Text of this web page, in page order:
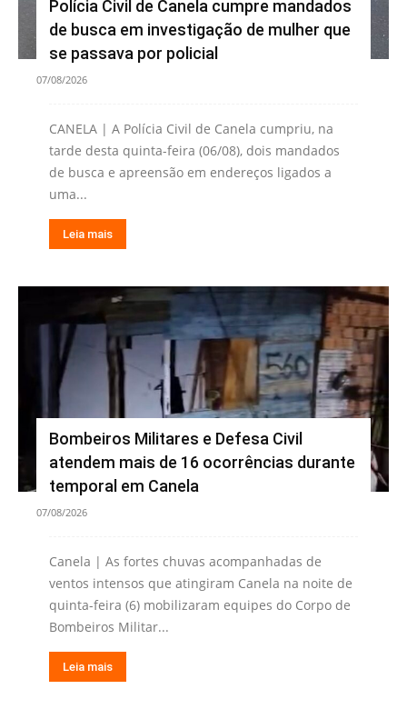
Polícia Civil de Canela cumpre mandados
de busca em investigação de mulher que
se passava por policial
07/08/2026
CANELA | A Polícia Civil de Canela cumpriu, na
tarde desta quinta-feira (06/08), dois mandados
de busca e apreensão em endereços ligados a
uma...
Leia mais
Bombeiros Militares e Defesa Civil
atendem mais de 16 ocorrências durante
temporal em Canela
07/08/2026
Canela | As fortes chuvas acompanhadas de
ventos intensos que atingiram Canela na noite de
quinta-feira (6) mobilizaram equipes do Corpo de
Bombeiros Militar...
Leia mais